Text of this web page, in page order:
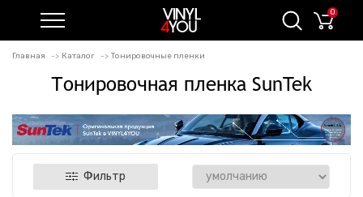
0
Главная Каталог Тонировочные пленки
Тонировочная пленка SunTek
Фильтр